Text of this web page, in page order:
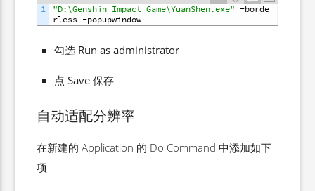
1 "D:\Genshin Impact Game\YuanShen.exe" -borde
rless -popupwindow
勾选 Run as administrator
点 Save 保存
自动适配分辨率
在新建的 Application 的 Do Command 中添加如下
项